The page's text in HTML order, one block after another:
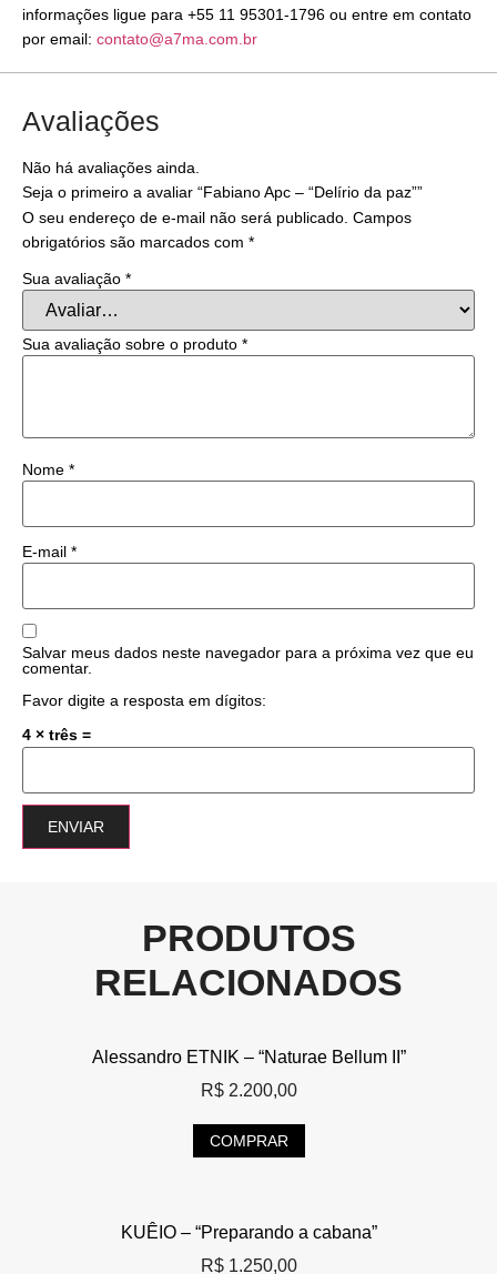
informações ligue para +55 11 95301-1796 ou entre em contato
por email: contato@a7ma.com.br
Avaliações
Não há avaliações ainda.
Seja o primeiro a avaliar “Fabiano Apc – “Delírio da paz””
O seu endereço de e-mail não será publicado. Campos
obrigatórios são marcados com *
Sua avaliação *
Sua avaliação sobre o produto *
Nome *
E-mail *
Salvar meus dados neste navegador para a próxima vez que eu
comentar.
Favor digite a resposta em dígitos:
4 × três =
PRODUTOS
RELACIONADOS
Alessandro ETNIK – “Naturae Bellum II”
R$2.200,00
COMPRAR
KUÊIO – “Preparando a cabana”
R$1.250,00